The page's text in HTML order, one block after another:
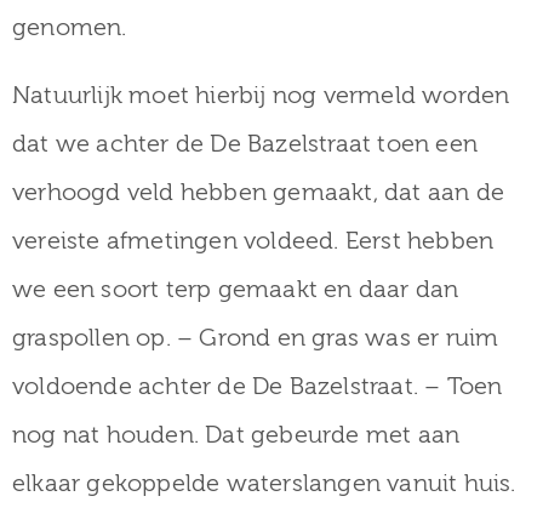
genomen.
Natuurlijk moet hierbij nog vermeld worden
dat we achter de De Bazelstraat toen een
verhoogd veld hebben gemaakt, dat aan de
vereiste afmetingen voldeed. Eerst hebben
we een soort terp gemaakt en daar dan
graspollen op. – Grond en gras was er ruim
voldoende achter de De Bazelstraat. – Toen
nog nat houden. Dat gebeurde met aan
elkaar gekoppelde waterslangen vanuit huis.